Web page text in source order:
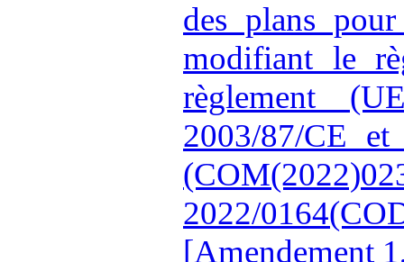
des plans
modifiant le
règlement
2003/87/CE
2022/
[Amendement